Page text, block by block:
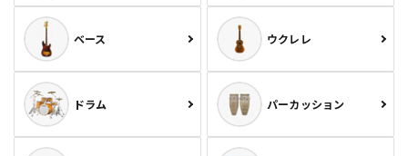
ベース ウクレレ
ドラム パーカッション